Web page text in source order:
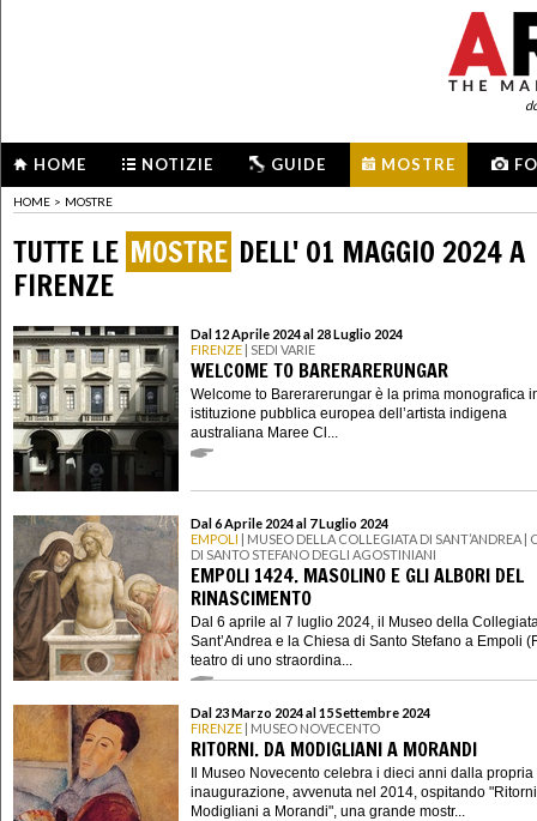
HOME NOTIZIE GUIDE MOSTRE
HOME > MOSTRE
TUTTE LE MOSTRE DELL' 01 MAGGIO 2024 A
FIRENZE
Dal 12 Aprile 2024 al 28 Luglio 2024
FIRENZE | SEDI VARIE
WELCOME TO BARERARERUNGAR
Welcome to Barerarerungar è la prima monografica
istituzione pubblica europea dell’artista indigena
australiana Maree Cl...
Dal 6 Aprile 2024 al 7 Luglio 2024
EMPOLI | MUSEO DELLA COLLEGIATA DI SANT’ANDREA |
DI SANTO STEFANO DEGLI AGOSTINIANI
EMPOLI 1424. MASOLINO E GLI ALBORI DEL
RINASCIMENTO
Dal 6 aprile al 7 luglio 2024, il Museo della
Sant’Andrea e la Chiesa di Santo Stefano a Empoli
teatro di uno straordina...
Dal 23 Marzo 2024 al 15 Settembre 2024
FIRENZE | MUSEO NOVECENTO
RITORNI. DA MODIGLIANI A MORANDI
Il Museo Novecento celebra i dieci anni dalla propria
inaugurazione, avvenuta nel 2014, ospitando
Modigliani a Morandi", una grande mostr...